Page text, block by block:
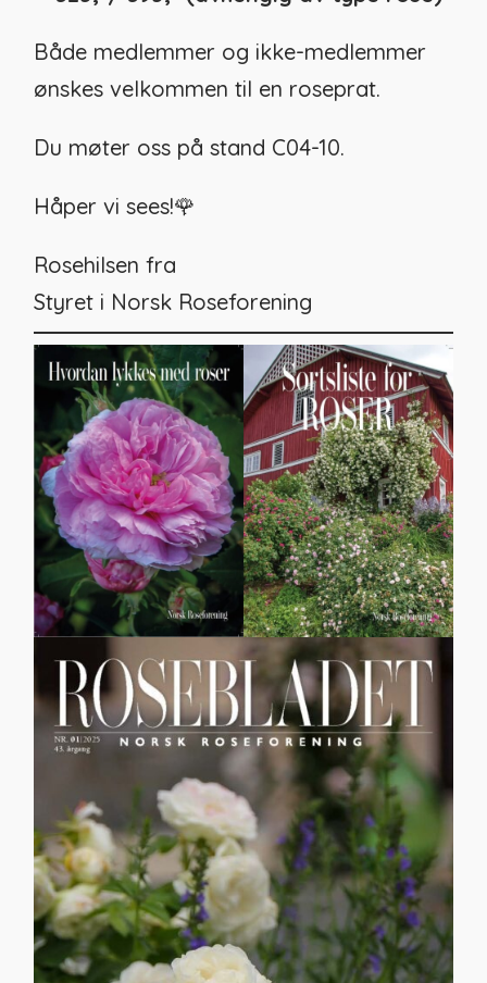
Både medlemmer og ikke-medlemmer
ønskes velkommen til en roseprat.
Du møter oss på stand C04-10.
Håper vi sees!🌹
Rosehilsen fra
Styret i Norsk Roseforening